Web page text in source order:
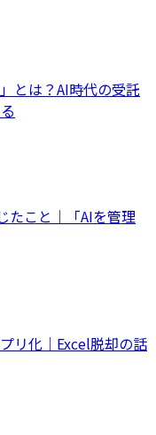
とは？AI時代の受託
たこと｜「AIを管理
リ化｜Excel脱却の話